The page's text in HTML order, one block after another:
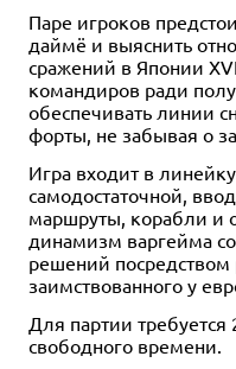
Паре игроков
даймё и выяснить
сражений в Японии
командиров ради
обеспечивать линии
форты, не забывая о
Игра входит в
самодостаточной,
маршруты, корабли и
динамизм варгейма
решений
заимствованного у
Для партии требуется
свободного времени.